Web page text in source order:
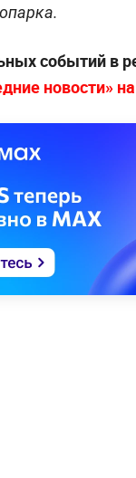
событий в
новости»